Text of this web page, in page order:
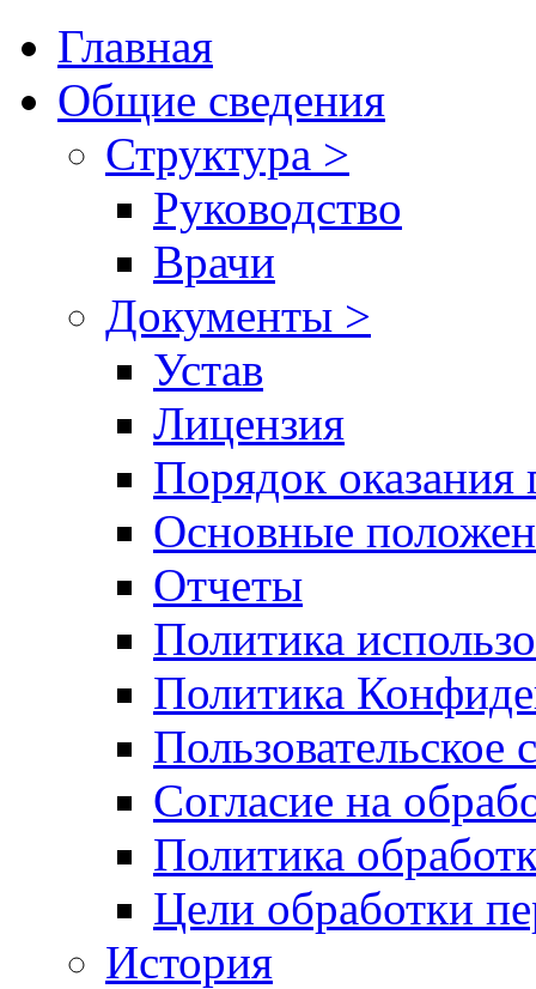
Главная
Общие сведения
Структура >
Руководство
Врачи
Документы >
Устав
Лицензия
Порядок оказания
Основные
Отчеты
Политика
Политика
Пользовательское
Согласие на
Политика
Цели обработки
История